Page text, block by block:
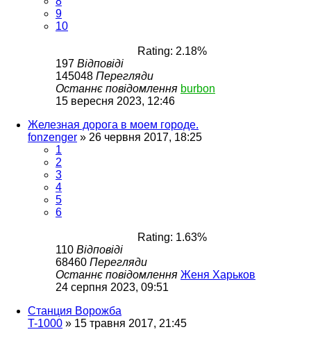
9
10
Rating: 2.18%
197 Відповіді
145048 Перегляди
Останнє повідомлення burbon
15 вересня 2023, 12:46
Железная дорога в моем городе.
fonzenger » 26 червня 2017, 18:25
1
2
3
4
5
6
Rating: 1.63%
110 Відповіді
68460 Перегляди
Останнє повідомлення Женя Харьков
24 серпня 2023, 09:51
Станция Ворожба
T-1000 » 15 травня 2017, 21:45